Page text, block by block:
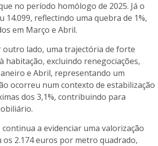
no período homólogo de 2025. Já o
reflectindo uma quebra de 1%,
em Março e Abril.
outro lado, uma trajectória de forte
habitação, excluindo renegociações,
e Abril, representando um
ocorreu num contexto de estabilização
dos 3,1%, contribuindo para
a evidenciar uma valorização
2.174 euros por metro quadrado,